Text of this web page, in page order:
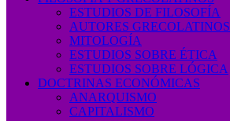
ESTUDIOS DE FILOSOFÍA
AUTORES GRECOLATINOS
MITOLOGÍA
ESTUDIOS SOBRE ÉTICA
ESTUDIOS SOBRE LÓGICA
DOCTRINAS ECONÓMICAS
ANARQUISMO
CAPITALISMO